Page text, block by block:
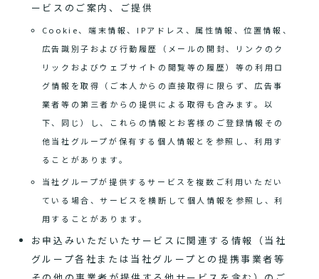
ービスのご案内、ご提供
Cookie、端末情報、IPアドレス、属性情報、位置情報、
広告識別子および行動履歴（メールの開封、リンクのク
リックおよびウェブサイトの閲覧等の履歴）等の利用ロ
グ情報を取得（ご本人からの直接取得に限らず、広告事
業者等の第三者からの提供による取得も含みます。以
下、同じ）し、これらの情報とお客様のご登録情報その
他当社グループが保有する個人情報とを参照し、利用す
ることがあります。
当社グループが提供するサービスを複数ご利用いただい
ている場合、サービスを横断して個人情報を参照し、利
用することがあります。
お申込みいただいたサービスに関連する情報（当社
グループ各社または当社グループとの提携事業者等